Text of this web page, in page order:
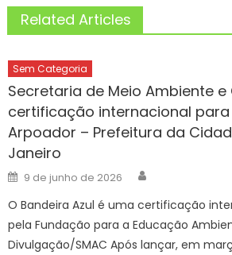
Related Articles
Sem Categoria
Secretaria de Meio Ambiente
certificação internacional para
Arpoador – Prefeitura da
Janeiro
Posted
on
9 de junho de 2026
O Bandeira Azul é uma certificação
pela Fundação para a Educação
Divulgação/SMAC Após lançar, em